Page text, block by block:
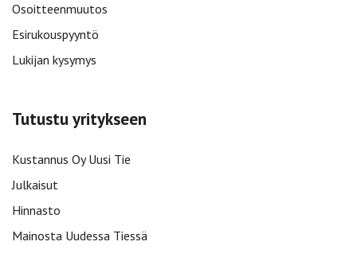
Osoitteenmuutos
Esirukouspyyntö
Lukijan kysymys
Tutustu yritykseen
Kustannus Oy Uusi Tie
Julkaisut
Hinnasto
Mainosta Uudessa Tiessä